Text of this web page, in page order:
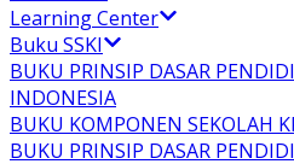
Learning Center
Buku SSKI
BUKU PRINSIP DASAR
INDONESIA
BUKU KOMPONEN SEKOLAH
BUKU PRINSIP DASAR